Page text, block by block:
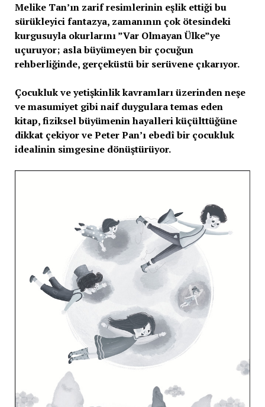
Melike Tan’ın zarif resimlerinin eşlik ettiği bu
sürükleyici fantazya, zamanının çok ötesindeki
kurgusuyla okurlarını ”Var Olmayan Ülke”ye
uçuruyor; asla büyümeyen bir çocuğun
rehberliğinde, gerçeküstü bir serüvene çıkarıyor.
Çocukluk ve yetişkinlik kavramları üzerinden neşe
ve masumiyet gibi naif duygulara temas eden
kitap, fiziksel büyümenin hayalleri küçülttüğüne
dikkat çekiyor ve Peter Pan’ı ebedî bir çocukluk
idealinin simgesine dönüştürüyor.